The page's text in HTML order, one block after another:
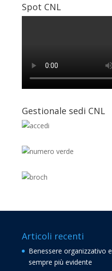
Spot CNL
Gestionale sedi CNL
Articoli recenti
Benessere organizzativo
sempre più evidente